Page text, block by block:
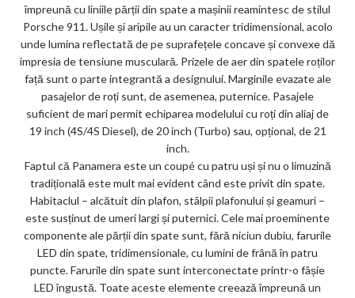
împreună cu liniile părții din spate a mașinii reamintesc de stilul
Porsche 911. Ușile și aripile au un caracter tridimensional, acolo
unde lumina reflectată de pe suprafețele concave și convexe dă
impresia de tensiune musculară. Prizele de aer din spatele roților
față sunt o parte integrantă a designului. Marginile evazate ale
pasajelor de roți sunt, de asemenea, puternice. Pasajele
suficient de mari permit echiparea modelului cu roți din aliaj de
19 inch (4S/4S Diesel), de 20 inch (Turbo) sau, opțional, de 21
inch.
Faptul că Panamera este un coupé cu patru uși și nu o limuzină
tradițională este mult mai evident când este privit din spate.
Habitaclul – alcătuit din plafon, stâlpii plafonului și geamuri –
este susținut de umeri largi și puternici. Cele mai proeminente
componente ale părții din spate sunt, fără niciun dubiu, farurile
LED din spate, tridimensionale, cu lumini de frână în patru
puncte. Farurile din spate sunt interconectate printr-o fâșie
LED îngustă. Toate aceste elemente creează împreună un